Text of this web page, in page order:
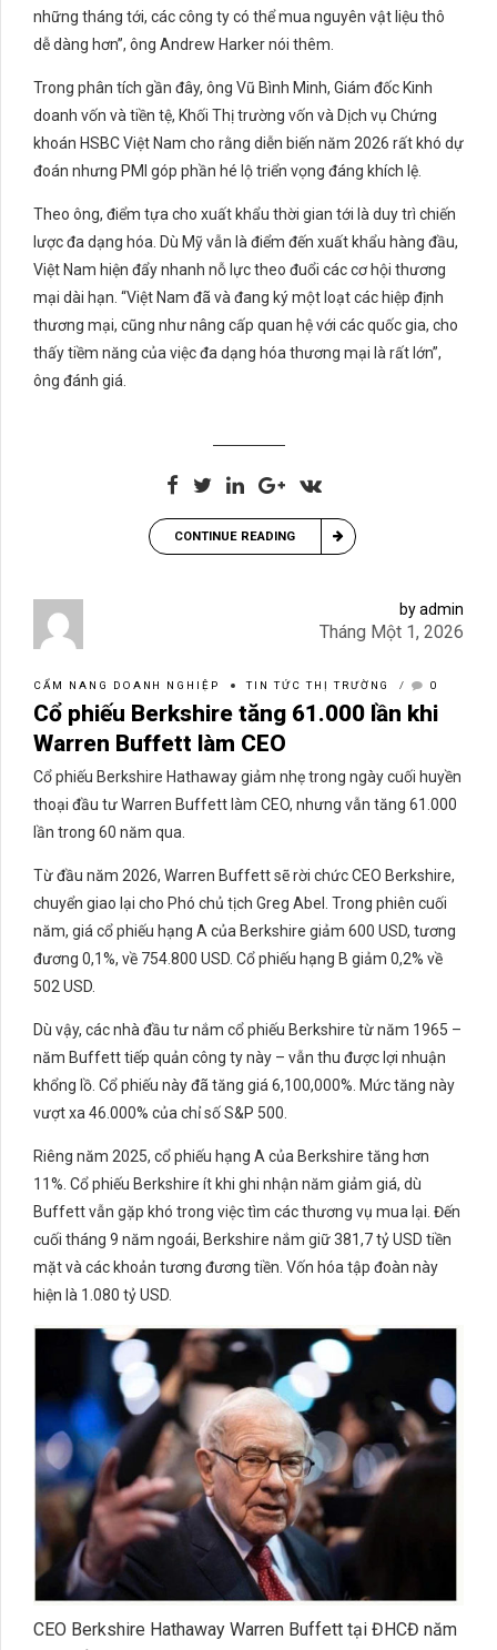
những tháng tới, các công ty có thể mua nguyên vật liệu thô
dễ dàng hơn”, ông Andrew Harker nói thêm.
Trong phân tích gần đây, ông Vũ Bình Minh, Giám đốc Kinh
doanh vốn và tiền tệ, Khối Thị trường vốn và Dịch vụ Chứng
khoán HSBC Việt Nam cho rằng diễn biến năm 2026 rất khó dự
đoán nhưng PMI góp phần hé lộ triển vọng đáng khích lệ.
Theo ông, điểm tựa cho xuất khẩu thời gian tới là duy trì chiến
lược đa dạng hóa. Dù Mỹ vẫn là điểm đến xuất khẩu hàng đầu,
Việt Nam hiện đẩy nhanh nỗ lực theo đuổi các cơ hội thương
mại dài hạn. “Việt Nam đã và đang ký một loạt các hiệp định
thương mại, cũng như nâng cấp quan hệ với các quốc gia, cho
thấy tiềm năng của việc đa dạng hóa thương mại là rất lớn”,
ông đánh giá.
CONTINUE READING
by admin
Tháng Một 1, 2026
CẨM NANG DOANH NGHIỆP TIN TỨC THỊ TRƯỜNG 0
Cổ phiếu Berkshire tăng 61.000 lần khi
Warren Buffett làm CEO
Cổ phiếu Berkshire Hathaway giảm nhẹ trong ngày cuối huyền
thoại đầu tư Warren Buffett làm CEO, nhưng vẫn tăng 61.000
lần trong 60 năm qua.
Từ đầu năm 2026, Warren Buffett sẽ rời chức CEO Berkshire,
chuyển giao lại cho Phó chủ tịch Greg Abel. Trong phiên cuối
năm, giá cổ phiếu hạng A của Berkshire giảm 600 USD, tương
đương 0,1%, về 754.800 USD. Cổ phiếu hạng B giảm 0,2% về
502 USD.
Dù vậy, các nhà đầu tư nắm cổ phiếu Berkshire từ năm 1965 –
năm Buffett tiếp quản công ty này – vẫn thu được lợi nhuận
khổng lồ. Cổ phiếu này đã tăng giá 6,100,000%. Mức tăng này
vượt xa 46.000% của chỉ số S&P 500.
Riêng năm 2025, cổ phiếu hạng A của Berkshire tăng hơn
11%. Cổ phiếu Berkshire ít khi ghi nhận năm giảm giá, dù
Buffett vẫn gặp khó trong việc tìm các thương vụ mua lại. Đến
cuối tháng 9 năm ngoái, Berkshire nắm giữ 381,7 tỷ USD tiền
mặt và các khoản tương đương tiền. Vốn hóa tập đoàn này
hiện là 1.080 tỷ USD.
CEO Berkshire Hathaway Warren Buffett tại ĐHCĐ năm